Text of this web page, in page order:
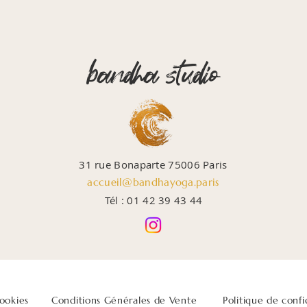
bandha studio
31 rue Bonaparte 75006 Paris
accueil@bandhayoga.paris
Tél : 01 42 39 43 44
Conditions Générales de Vente Politique de